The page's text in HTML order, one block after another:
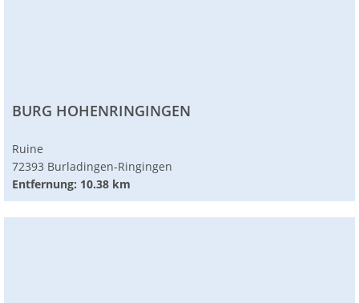
BURG HOHENRINGINGEN
Ruine
72393 Burladingen-Ringingen
Entfernung: 10.38 km